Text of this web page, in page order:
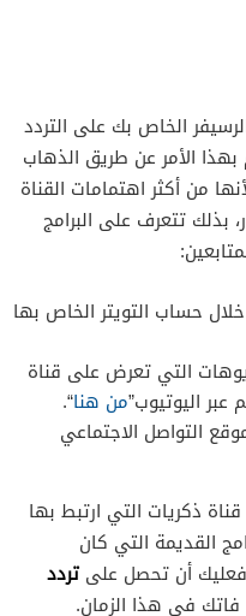
الخاص بك على التردد
الأمر عن طريق الذهاب
من أكثر اهتمامات القناة
بذلك تتعرف على البرامج
حساب التويتر الخاص بها
التي تعرض على قناة
اليوتيوب”من هنا“.
التواصل الاجتماعي
ذكريات التي ارتبط بها
القديمة التي كان
أن تحصل علىتردد
في هذا الزمان.